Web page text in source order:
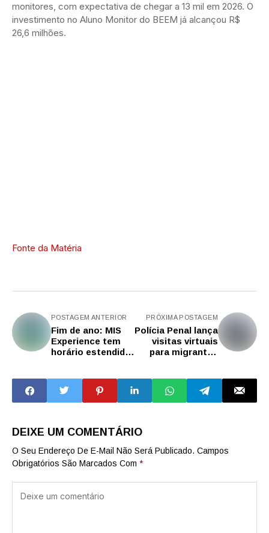
monitores, com expectativa de chegar a 13 mil em 2026. O
investimento no Aluno Monitor do BEEM já alcançou R$
26,6 milhões.
Fonte da Matéria
POSTAGEM ANTERIOR
Fim de ano: MIS
Experience tem
horário estendido
exposição sobre
'O Pequeno
Príncipe'
PRÓXIMA POSTAGEM
Polícia Penal lança
visitas virtuais
para migrantes
paulista
DEIXE UM COMENTÁRIO
O Seu Endereço De E-Mail Não Será Publicado. Campos
Obrigatórios São Marcados Com *